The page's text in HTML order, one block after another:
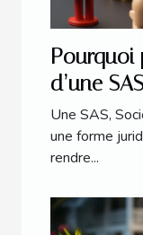
Pourquoi
d’une
juridiques
Une SAS,
une forme
rendre...